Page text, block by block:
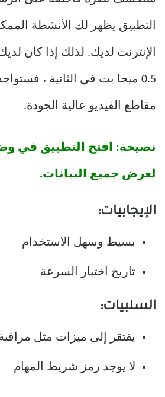
التطبيق يظهر لك الأنشطة
الإنترنت لديك. لذلك إذا كان
0.5 ميجا بت في الثانية ،
مقاطع الفيديو عالية الجودة.
نصيحة: افتح التطبيق في
لعرض جميع البيانات.
الإيجابيات:
بسيط وسهل الاستخدام
تاريخ اختبار السرعة
السلبيات:
يفتقر إلى ميزات مثل
لا يوجد رمز شريط المهام